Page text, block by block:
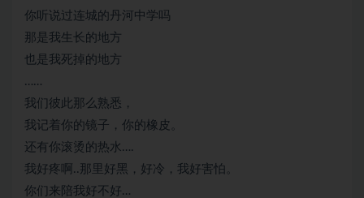
你听说过连城的丹河中学吗
那是我生长的地方
也是我死掉的地方
……
我们彼此那么熟悉，
我记着你的镜子，你的橡皮。
还有你滚烫的热水….
我好疼啊..那里好黑，好冷，我好害怕。
你们来陪我好不好…